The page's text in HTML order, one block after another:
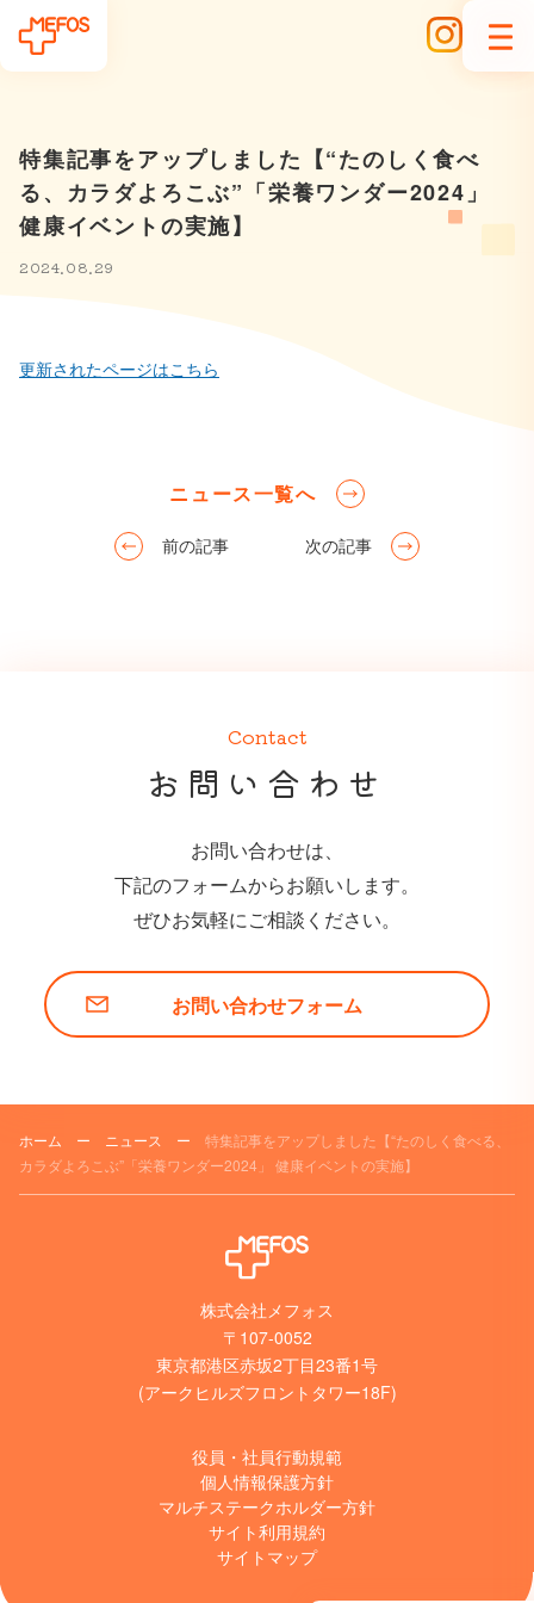
特集記事をアップしました【“たのしく食べ
る、カラダよろこぶ”「栄養ワンダー2024」
健康イベントの実施】
2024.08.29
更新されたページはこちら
前の記事
ニュース一覧へ
次の記事
Contact
お問い合わせ
お問い合わせは、
下記のフォームからお願いします。
ぜひお気軽にご相談ください。
お問い合わせフォーム
ホーム ー ニュース ー 特集記事をアップしました【“たのしく食べる、
カラダよろこぶ”「栄養ワンダー2024」 健康イベントの実施】
株式会社メフォス
〒107-0052
東京都港区赤坂2丁目23番1号
(アークヒルズフロントタワー18F)
役員・社員行動規範
個人情報保護方針
マルチステークホルダー方針
サイト利用規約
サイトマップ